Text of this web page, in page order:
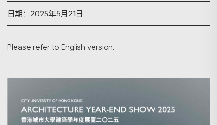
日期：2025年5月21日
Please refer to English version.